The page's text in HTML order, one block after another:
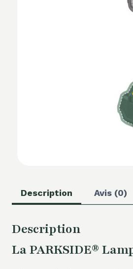
Description Avis (0)
Description
La PARKSIDE®